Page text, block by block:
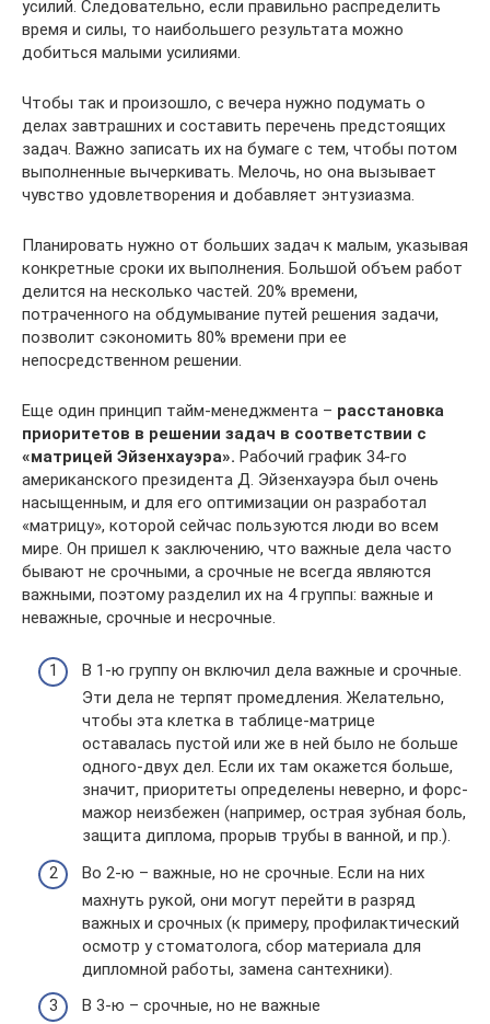
усилий. Следовательно, если правильно распределить
время и силы, то наибольшего результата можно
добиться малыми усилиями.
Чтобы так и произошло, с вечера нужно подумать о
делах завтрашних и составить перечень предстоящих
задач. Важно записать их на бумаге с тем, чтобы потом
выполненные вычеркивать. Мелочь, но она вызывает
чувство удовлетворения и добавляет энтузиазма.
Планировать нужно от больших задач к малым, указывая
конкретные сроки их выполнения. Большой объем работ
делится на несколько частей. 20% времени,
потраченного на обдумывание путей решения задачи,
позволит сэкономить 80% времени при ее
непосредственном решении.
Еще один принцип тайм-менеджмента – расстановка
приоритетов в решении задач в соответствии с
«матрицей Эйзенхауэра». Рабочий график 34-го
американского президента Д. Эйзенхауэра был очень
насыщенным, и для его оптимизации он разработал
«матрицу», которой сейчас пользуются люди во всем
мире. Он пришел к заключению, что важные дела часто
бывают не срочными, а срочные не всегда являются
важными, поэтому разделил их на 4 группы: важные и
неважные, срочные и несрочные.
В 1-ю группу он включил дела важные и срочные.
Эти дела не терпят промедления. Желательно,
чтобы эта клетка в таблице-матрице
оставалась пустой или же в ней было не больше
одного-двух дел. Если их там окажется больше,
значит, приоритеты определены неверно, и форс-
мажор неизбежен (например, острая зубная боль,
защита диплома, прорыв трубы в ванной, и пр.).
Во 2-ю – важные, но не срочные. Если на них
махнуть рукой, они могут перейти в разряд
важных и срочных (к примеру, профилактический
осмотр у стоматолога, сбор материала для
дипломной работы, замена сантехники).
В 3-ю – срочные, но не важные